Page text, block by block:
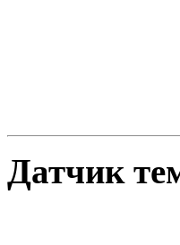
Датчик